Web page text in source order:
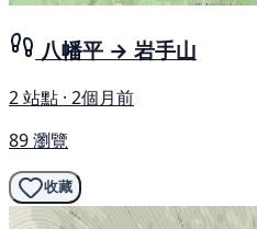
八幡平 → 岩手山
2 站點 · 2個月前
89 瀏覽
收藏